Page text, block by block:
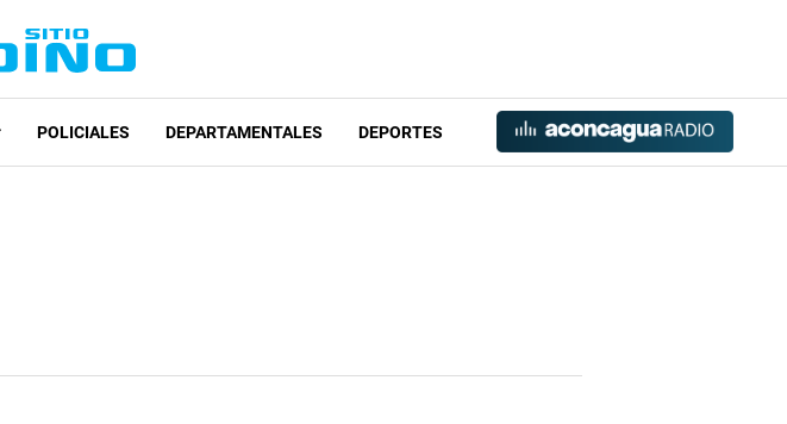
POLICIALES DEPARTAMENTALES DEPORTES